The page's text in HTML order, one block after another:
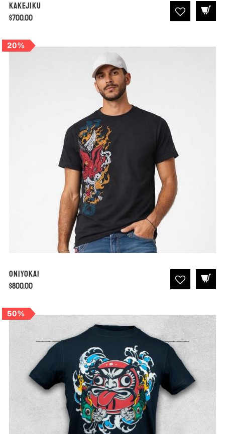
Kakejiku
$700.00
20%
Oniyokai
$800.00
50%